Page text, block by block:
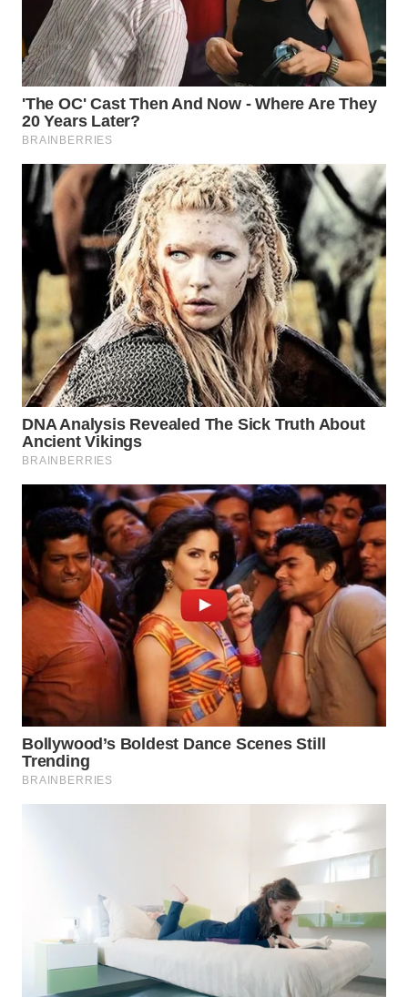
WN
SAMOSIR
WN
PADANG
LAWAS
WN
SUMEDANG
WN
CIANJUR
WN
KEPULAUAN
SERIBU
WN
TANGERANG
WN
BINJAI
WN
CIREBON
WN
INDRAMAYU
WN
KUNINGAN
WN
MAJALENGKA
WN
WN
PURWAKARTA